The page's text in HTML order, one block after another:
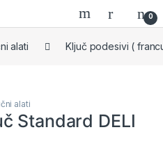
0
alati Ključ podesivi (
alati
Standard DELI